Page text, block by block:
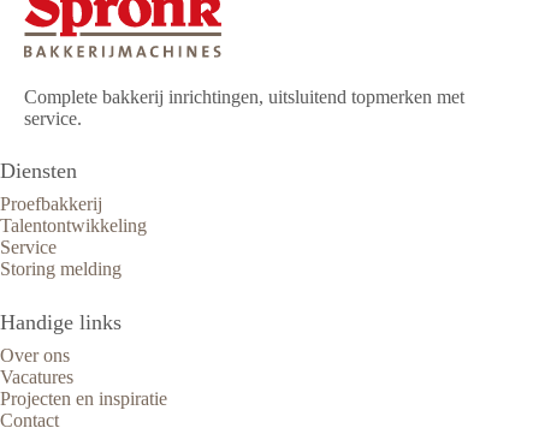
Complete bakkerij inrichtingen, uitsluitend topmerken met
service.
Diensten
Proefbakkerij
Talentontwikkeling
Service
Storing melding
Handige links
Over ons
Vacatures
Projecten en inspiratie
Contact